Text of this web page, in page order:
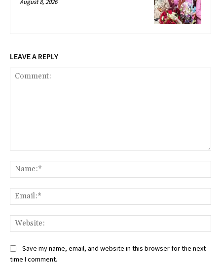
August 8, 2026
LEAVE A REPLY
Save my name, email, and website in this browser for the next
time I comment.